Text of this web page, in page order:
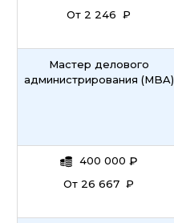
От 2 246 ₽
Мастер делового
администрирования (MBA)
400 000 ₽
От 26 667 ₽